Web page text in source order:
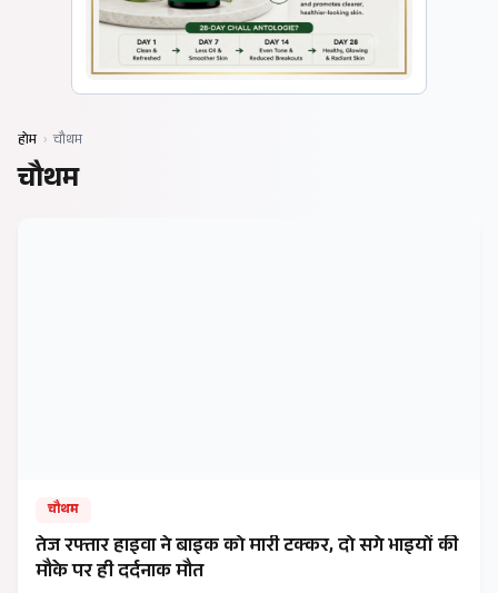
होम › चौथम
चौथम
चौथम
तेज रफ्तार हाइवा ने बाइक को मारी टक्कर, दो सगे भाइयों की
मौके पर ही दर्दनाक मौत